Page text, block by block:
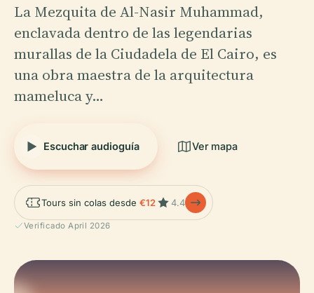
La Mezquita de Al-Nasir Muhammad,
enclavada dentro de las legendarias
murallas de la Ciudadela de El Cairo, es
una obra maestra de la arquitectura
mameluca y…
Escuchar audioguía Ver mapa
Tours sin colas desde €12 4.4
Verificado April 2026